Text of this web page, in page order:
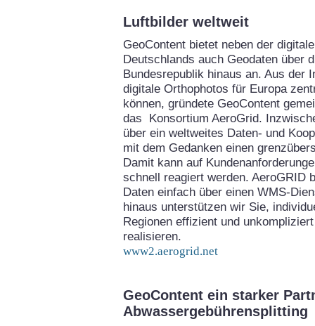
Luftbilder weltweit
GeoContent bietet neben der
Deutschlands auch Geodaten über
Bundesrepublik hinaus an. Aus der
digitale Orthophotos für Europa
können, gründete GeoContent
das Konsortium AeroGrid.
über ein weltweites Daten- und
mit dem Gedanken einen
Damit kann auf
schnell reagiert werden. AeroGRID
Daten einfach über einen WMS-
hinaus unterstützen wir Sie,
Regionen effizient und
realisieren.
www2.aerogrid.net
GeoContent ein starker
Abwassergebührensplitting